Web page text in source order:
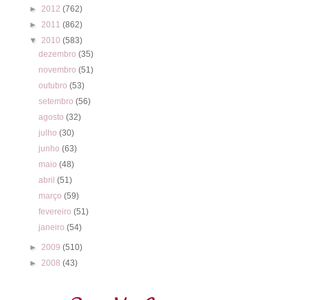
► 2012 (762)
► 2011 (862)
▼ 2010 (583)
dezembro(35)
novembro(51)
outubro(53)
setembro(56)
agosto(32)
julho(30)
junho(63)
maio(48)
abril(51)
março(59)
fevereiro(51)
janeiro(54)
► 2009 (510)
► 2008 (43)